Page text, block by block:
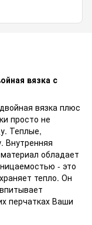
вязка с
вязка плюс
просто не
Теплые,
Внутренняя
обладает
- это
тепло. Он
перчатках Ваши